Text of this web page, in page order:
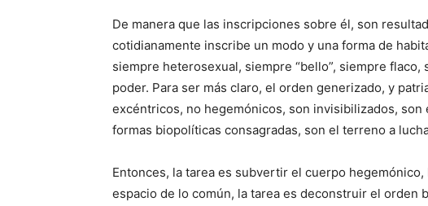
De manera que las inscripciones sobre él, son
cotidianamente inscribe un modo y una forma de
siempre heterosexual, siempre “bello”, siempre
poder. Para ser más claro, el orden generizado, y
excéntricos, no hegemónicos, son invisibilizados,
formas biopolíticas consagradas, son el terreno a
Entonces, la tarea es subvertir el cuerpo
espacio de lo común, la tarea es deconstruir el orden